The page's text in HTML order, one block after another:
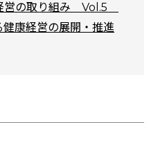
営の取り組み Vol.5
康経営の展開・推進